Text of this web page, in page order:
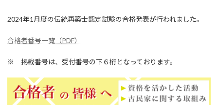
新
時
2024年1月度の伝統再築士認定試験の合格発表が行われました。
合格者番号一覧（PDF）
※ 掲載番号は、受付番号の下６桁となっております。